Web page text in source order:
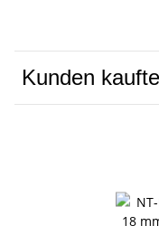
Kunden